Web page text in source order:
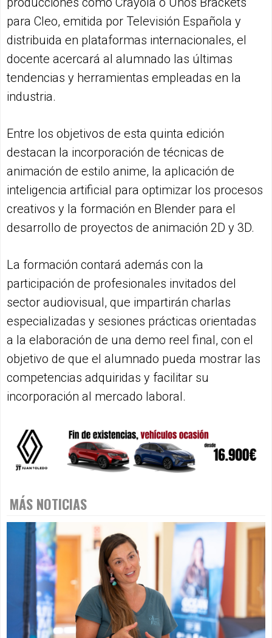
para Cleo, emitida por Televisión Española y
distribuida en plataformas internacionales, el
docente acercará al alumnado las últimas
tendencias y herramientas empleadas en la
industria.
Entre los objetivos de esta quinta edición
destacan la incorporación de técnicas de
animación de estilo anime, la aplicación de
inteligencia artificial para optimizar los procesos
creativos y la formación en Blender para el
desarrollo de proyectos de animación 2D y 3D.
La formación contará además con la
participación de profesionales invitados del
sector audiovisual, que impartirán charlas
especializadas y sesiones prácticas orientadas
a la elaboración de una demo reel final, con el
objetivo de que el alumnado pueda mostrar las
competencias adquiridas y facilitar su
incorporación al mercado laboral.
MÁS NOTICIAS